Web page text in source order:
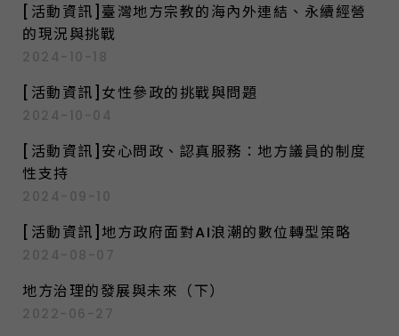
[活動資訊]臺灣地方宗教的海內外連結、永續經營
的現況與挑戰
2024-10-18
[活動資訊]女性參政的挑戰與問題
2024-10-04
[活動資訊]安心問政、認真服務：地方議員的制度
性支持
2024-09-10
[活動資訊]地方政府面對AI浪潮的數位轉型策略
2024-08-07
地方治理的發展與未來（下）
2022-06-27